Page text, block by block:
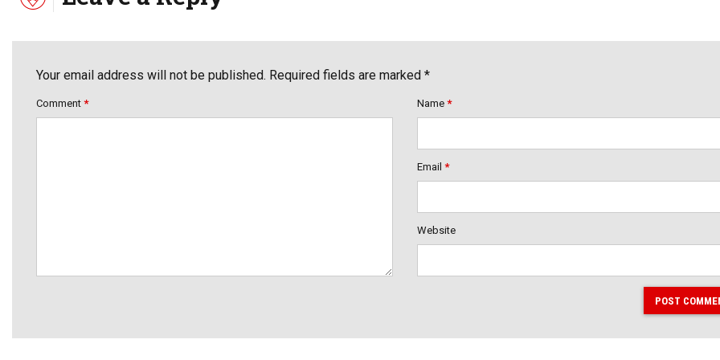
Your email address will not be published. Required fields are marked *
Comment * Name *
Email *
Website
POST